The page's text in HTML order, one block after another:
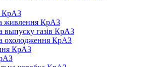
КрАЗ
живлення КрАЗ
выпуску газів КрАЗ
охолодження КрАЗ
КрАЗ